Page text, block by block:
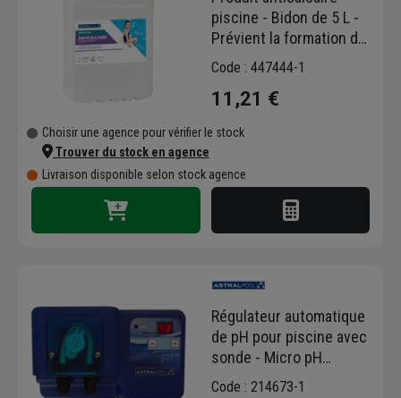
permettent ainsi d'entretenir parfaitement
la piscine, de désinfecter ou d'analyser
l'eau... Tout ce qu'il faut pour profiter au
piscine - Bidon de 5 L -
Prévient la formation de
tartre
Code : 447444-1
11,21 €
Choisir une agence pour vérifier le stock
Trouver du stock en agence
Livraison disponible selon stock agence
Régulateur automatique
de pH pour piscine avec
sonde - Micro pH
Astralpool
Code : 214673-1